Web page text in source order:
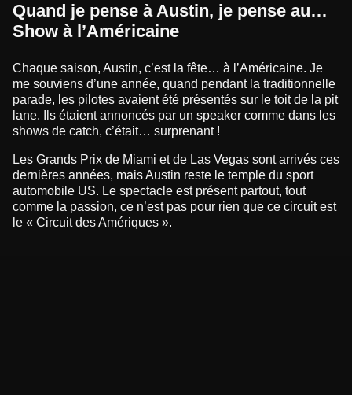
Quand je pense à Austin, je pense au…
Show à l’Américaine
Chaque saison, Austin, c’est la fête… à l’Américaine. Je
me souviens d’une année, quand pendant la traditionnelle
parade, les pilotes avaient été présentés sur le toit de la pit
lane. Ils étaient annoncés par un speaker comme dans les
shows de catch, c’était… surprenant !
Les Grands Prix de Miami et de Las Vegas sont arrivés ces
dernières années, mais Austin reste le temple du sport
automobile US. Le spectacle est présent partout, tout
comme la passion, ce n’est pas pour rien que ce circuit est
le « Circuit des Amériques ».